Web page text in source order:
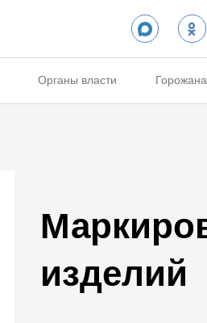
Органы власти
изделий